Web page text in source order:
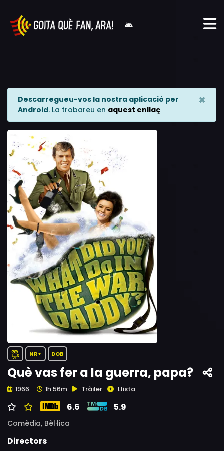
Descarregueu-vos la nostra aplicació per
Android. La trobareu en aquest enllaç
×
NR+ DOB
Què vas fer a la guerra, papa?
1966 1h 56m Tràiler Llista
6.6 5.9
Comèdia, Bèl·lica
Directors